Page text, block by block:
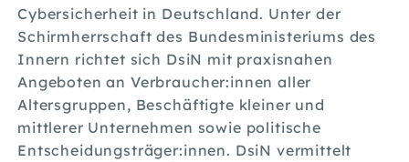
Cybersicherheit in Deutschland. Unter der
Schirmherrschaft des Bundesministeriums des
Innern richtet sich DsiN mit praxisnahen
Angeboten an Verbraucher:innen aller
Altersgruppen, Beschäftigte kleiner und
mittlerer Unternehmen sowie politische
Entscheidungsträger:innen. DsiN vermittelt